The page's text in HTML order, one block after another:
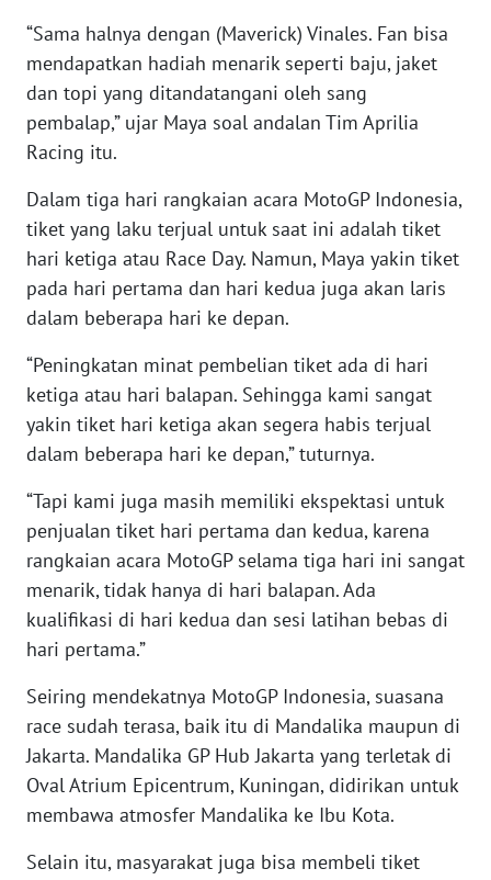
“Sama halnya dengan (Maverick) Vinales. Fan bisa
mendapatkan hadiah menarik seperti baju, jaket
dan topi yang ditandatangani oleh sang
pembalap,” ujar Maya soal andalan Tim Aprilia
Racing itu.
Dalam tiga hari rangkaian acara MotoGP Indonesia,
tiket yang laku terjual untuk saat ini adalah tiket
hari ketiga atau Race Day. Namun, Maya yakin tiket
pada hari pertama dan hari kedua juga akan laris
dalam beberapa hari ke depan.
“Peningkatan minat pembelian tiket ada di hari
ketiga atau hari balapan. Sehingga kami sangat
yakin tiket hari ketiga akan segera habis terjual
dalam beberapa hari ke depan,” tuturnya.
“Tapi kami juga masih memiliki ekspektasi untuk
penjualan tiket hari pertama dan kedua, karena
rangkaian acara MotoGP selama tiga hari ini sangat
menarik, tidak hanya di hari balapan. Ada
kualifikasi di hari kedua dan sesi latihan bebas di
hari pertama.”
Seiring mendekatnya MotoGP Indonesia, suasana
race sudah terasa, baik itu di Mandalika maupun di
Jakarta. Mandalika GP Hub Jakarta yang terletak di
Oval Atrium Epicentrum, Kuningan, didirikan untuk
membawa atmosfer Mandalika ke Ibu Kota.
Selain itu, masyarakat juga bisa membeli tiket
WN
BABEL
WN
SUMBAR
WN
SUMSEL
WN
BENGKULU
WN
LAMPUNG
WN
WN
NUSANTARA
WN
WN
WN
BALI
WN